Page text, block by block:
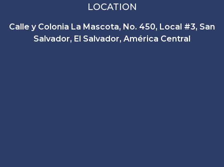
LOCATION
Calle y Colonia La Mascota, No. 450, Local #3, San
Salvador, El Salvador, América Central